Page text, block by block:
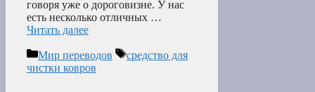
говоря уже о дороговизне. У нас
есть несколько отличных …
Читать далее
Рубрики
Мир переводов Метки
средство для
чистки ковров